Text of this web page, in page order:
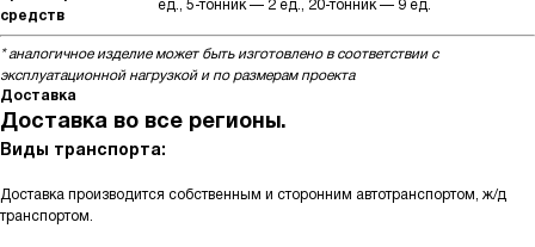
средств
ед., 5-тонник — 2 ед., 20-тонник — 9 ед.
* аналогичное изделие может быть изготовлено в соответствии с
эксплуатационной нагрузкой и по размерам проекта
Доставка
Доставка во все регионы.
Виды транспорта:
Доставка производится собственным и сторонним автотранспортом, ж/д
транспортом.